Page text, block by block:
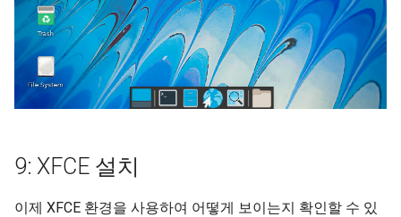
9: XFCE 설치
이제 XFCE 환경을 사용하여 어떻게 보이는지 확인할 수 있